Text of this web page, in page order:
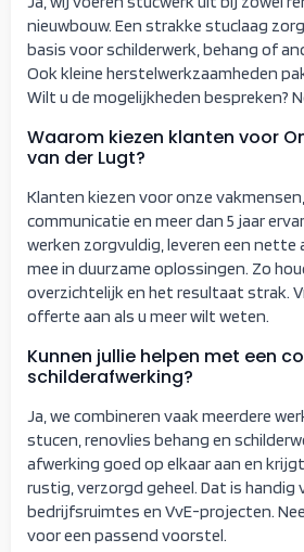
nieuwbouw. Een strakke stuclaag
basis voor schilderwerk, behang of
Ook kleine herstelwerkzaamheden
Wilt u de mogelijkheden bespreken?
Waarom kiezen klanten voor
van der Lugt?
Klanten kiezen voor onze
communicatie en meer dan 5 jaar
werken zorgvuldig, leveren een nette
mee in duurzame oplossingen. Zo
overzichtelijk en het resultaat strak.
offerte aan als u meer wilt weten.
Kunnen jullie helpen met een
schilderafwerking?
Ja, we combineren vaak meerdere
stucen, renovlies behang en
afwerking goed op elkaar aan en
rustig, verzorgd geheel. Dat is handig
bedrijfsruimtes en VvE-projecten.
voor een passend voorstel.